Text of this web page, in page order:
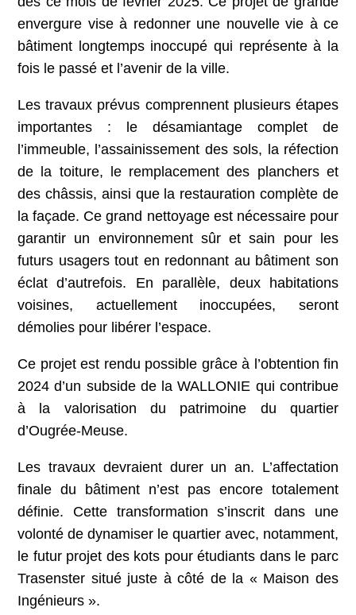
envergure vise à redonner une nouvelle vie à ce
bâtiment longtemps inoccupé qui représente à la
fois le passé et l’avenir de la ville.
Les travaux prévus comprennent plusieurs étapes
importantes : le désamiantage complet de
l’immeuble, l’assainissement des sols, la réfection
de la toiture, le remplacement des planchers et
des châssis, ainsi que la restauration complète de
la façade. Ce grand nettoyage est nécessaire pour
garantir un environnement sûr et sain pour les
futurs usagers tout en redonnant au bâtiment son
éclat d’autrefois. En parallèle, deux habitations
voisines, actuellement inoccupées, seront
démolies pour libérer l’espace.
Ce projet est rendu possible grâce à l’obtention fin
2024 d’un subside de la WALLONIE qui contribue
à la valorisation du patrimoine du quartier
d’Ougrée-Meuse.
Les travaux devraient durer un an. L’affectation
finale du bâtiment n’est pas encore totalement
définie. Cette transformation s’inscrit dans une
volonté de dynamiser le quartier avec, notamment,
le futur projet des kots pour étudiants dans le parc
Trasenster situé juste à côté de la « Maison des
Ingénieurs ».